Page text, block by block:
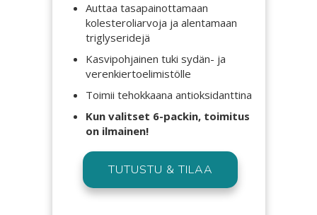
Auttaa tasapainottamaan
kolesteroliarvoja ja alentamaan
triglyseridejä
Kasvipohjainen tuki sydän- ja
verenkiertoelimistölle
Toimii tehokkaana antioksidanttina
Kun valitset 6-packin, toimitus
on ilmainen!
TUTUSTU & TILAA